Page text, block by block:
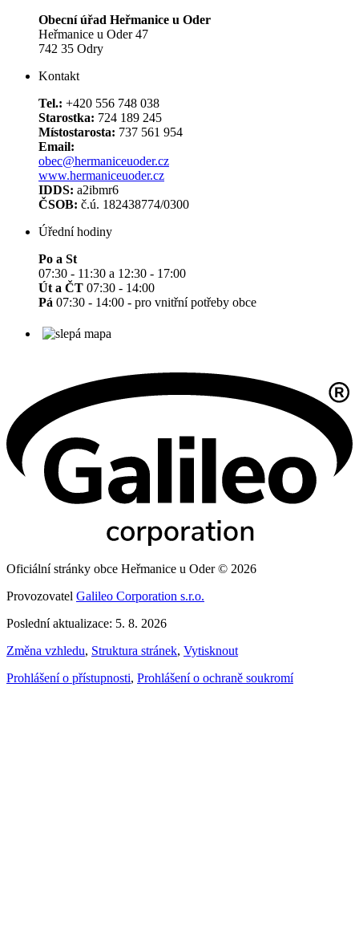
Obecní úřad Heřmanice u Oder
Heřmanice u Oder 47
742 35 Odry
Kontakt
Tel.: +420 556 748 038
Starostka: 724 189 245
Místostarosta: 737 561 954
Email:
obec@hermaniceuoder.cz
www.hermaniceuoder.cz
IDDS: a2ibmr6
ČSOB: č.ú. 182438774/0300
Úřední hodiny
Po a St
07:30 - 11:30 a 12:30 - 17:00
Út a ČT 07:30 - 14:00
Pá 07:30 - 14:00 - pro vnitřní potřeby obce
Oficiální stránky obce Heřmanice u Oder © 2026
Provozovatel Galileo Corporation s.r.o.
Poslední aktualizace: 5. 8. 2026
Změna vzhledu, Struktura stránek, Vytisknout
Prohlášení o přístupnosti, Prohlášení o ochraně soukromí